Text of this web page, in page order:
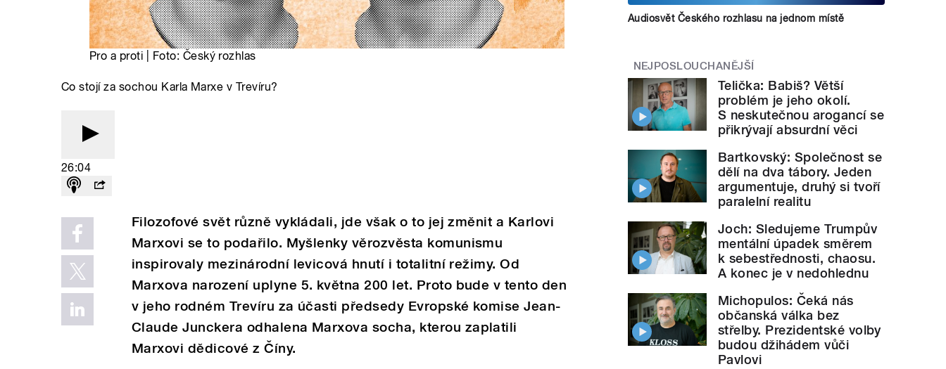
Pro a proti | Foto: Český rozhlas
Co stojí za sochou Karla Marxe v Trevíru?
26:04
Filozofové svět různě vykládali, jde však o to jej změnit a Karlovi
Marxovi se to podařilo. Myšlenky věrozvěsta komunismu
inspirovaly mezinárodní levicová hnutí i totalitní režimy. Od
Marxova narození uplyne 5. května 200 let. Proto bude v tento den
v jeho rodném Trevíru za účasti předsedy Evropské komise Jean-
Claude Junckera odhalena Marxova socha, kterou zaplatili
Marxovi dědicové z Číny.
Audiosvět Českého rozhlasu na jednom místě
NEJPOSLOUCHANĚJŠÍ
Telička: Babiš? Větší
problém je jeho okolí.
S neskutečnou arogancí se
přikrývají absurdní věci
Bartkovský: Společnost se
dělí na dva tábory. Jeden
argumentuje, druhý si tvoří
paralelní realitu
Joch: Sledujeme Trumpův
mentální úpadek směrem
k sebestřednosti, chaosu.
A konec je v nedohlednu
Michopulos: Čeká nás
občanská válka bez
střelby. Prezidentské volby
budou džihádem vůči
Pavlovi